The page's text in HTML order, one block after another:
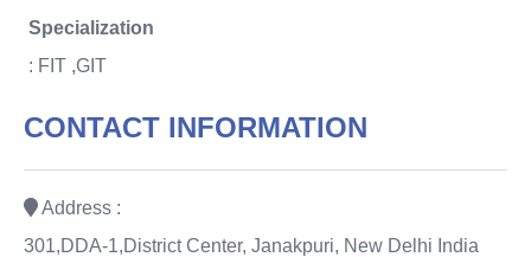
Specialization
: FIT ,GIT
CONTACT INFORMATION
Address :
301,DDA-1,District Center, Janakpuri, New Delhi India